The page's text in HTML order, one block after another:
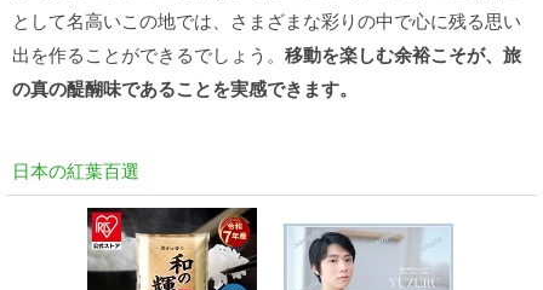
として名高いこの地では、さまざまな彩りの中で心に残る思い
出を作ることができるでしょう。 移動を楽しむ余裕こそが、旅
の真の醍醐味であることを実感できます。
日本の紅葉百選